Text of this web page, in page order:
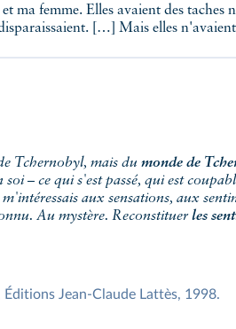
ma femme. Elles avaient des taches
[…] Mais elles
de Tchernobyl, mais du monde de
– ce qui s'est passé, qui est
aux sensations, aux
Au mystère. Reconstituerles
Éditions Jean‑Claude Lattès, 1998.